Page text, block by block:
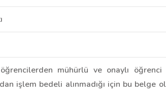
mühürlü ve onaylı
işlem bedeli alınmadığı için bu belge